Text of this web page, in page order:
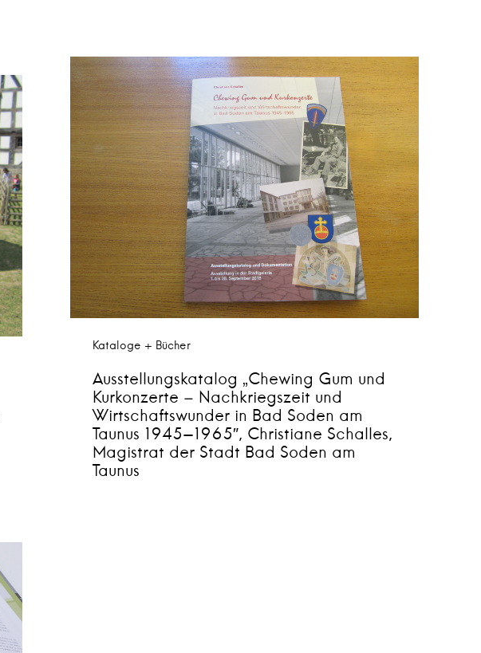
Kataloge + Bücher
Ausstellungskatalog „Chewing Gum und
Kurkonzerte – Nachkriegszeit und
Wirtschaftswunder in Bad Soden am
Taunus 1945-1965″, Christiane Schalles,
Magistrat der Stadt Bad Soden am
Taunus